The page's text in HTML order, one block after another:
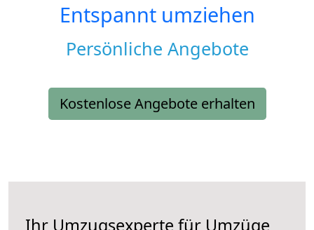
Entspannt umziehen
Persönliche Angebote
Kostenlose Angebote erhalten
Ihr Umzugsexperte für Umzüge